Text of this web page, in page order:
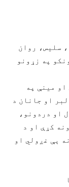
سليس، روان
په زړونو
مينې په
او جانان د
او دردونو،
کړې او د
ېې غږولي او